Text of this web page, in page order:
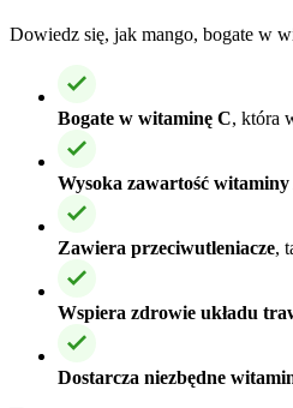
Dowiedz się, jak mango, bogate w
Bogate w witaminę C, która
Wysoka zawartość witaminy
Zawiera przeciwutleniacze,
Wspiera zdrowie układu
Dostarcza niezbędne